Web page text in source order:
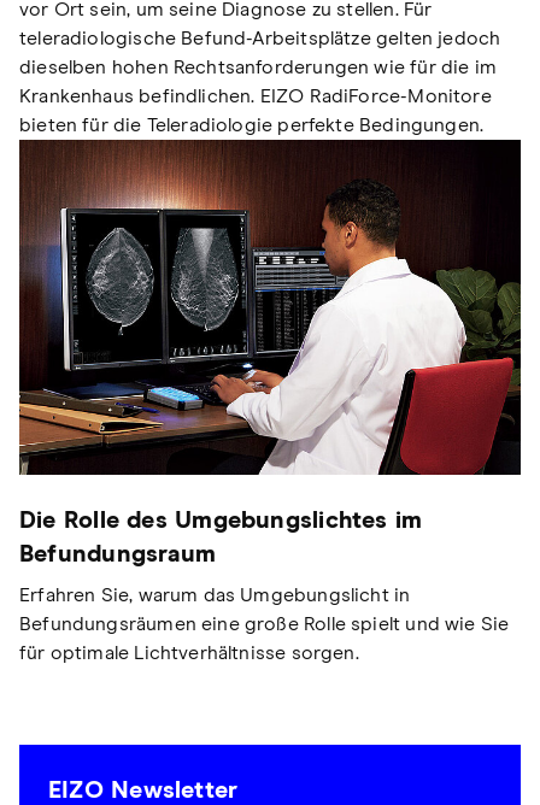
vor Ort sein, um seine Diagnose zu stellen. Für
teleradiologische Befund-Arbeitsplätze gelten jedoch
dieselben hohen Rechtsanforderungen wie für die im
Krankenhaus befindlichen. EIZO RadiForce-Monitore
bieten für die Teleradiologie perfekte Bedingungen.
Die Rolle des Umgebungslichtes im
Befundungsraum
Erfahren Sie, warum das Umgebungslicht in
Befundungsräumen eine große Rolle spielt und wie Sie
für optimale Lichtverhältnisse sorgen.
EIZO Newsletter